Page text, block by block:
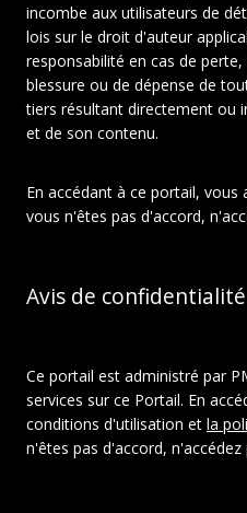
ou collection:
Marcel Duchamp
Série:
Scrapbooks
de
système:
en JSON-LD|
incombe aux utilisateurs de
lois sur le droit d'auteur
responsabilité en cas de
blessure ou de dépense de
tiers résultant directement ou
et de son contenu.
En accédant à ce portail,
vous n'êtes pas d'accord,
Avis de
Ce portail est administré par
services sur ce Portail. En
conditions d'utilisation et la
n'êtes pas d'accord, n'accédez